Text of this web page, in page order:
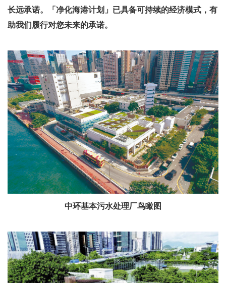
长远承诺。「净化海港计划」已具备可持续的经济模式，有
助我们履行对您未来的承诺。
中环基本污水处理厂鸟瞰图